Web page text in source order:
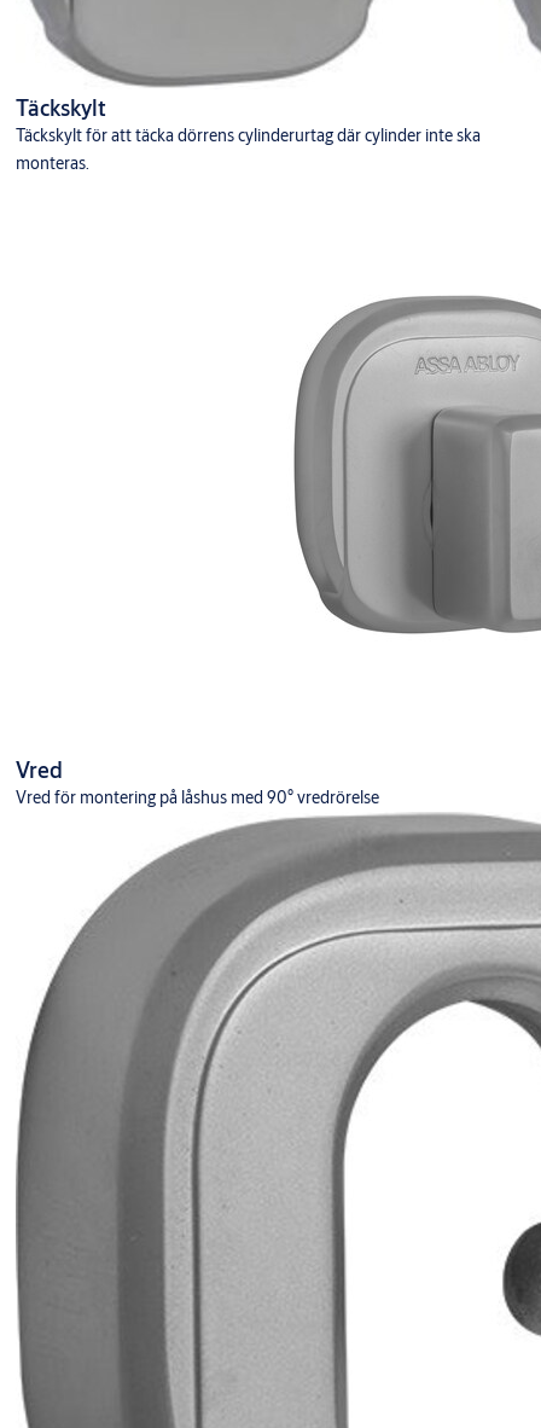
Täckskylt
Täckskylt för att täcka dörrens cylinderurtag där cylinder inte ska
monteras.
Vred
Vred för montering på låshus med 90° vredrörelse